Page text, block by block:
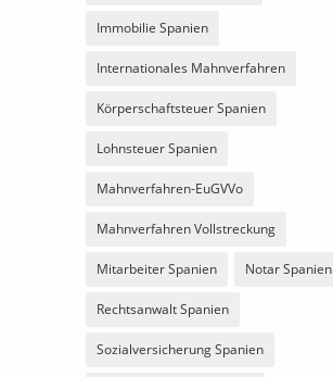
Immobilie Spanien
Internationales Mahnverfahren
Körperschaftsteuer Spanien
Lohnsteuer Spanien
Mahnverfahren-EuGVVo
Mahnverfahren Vollstreckung
Mitarbeiter Spanien Notar Spanien
Rechtsanwalt Spanien
Sozialversicherung Spanien